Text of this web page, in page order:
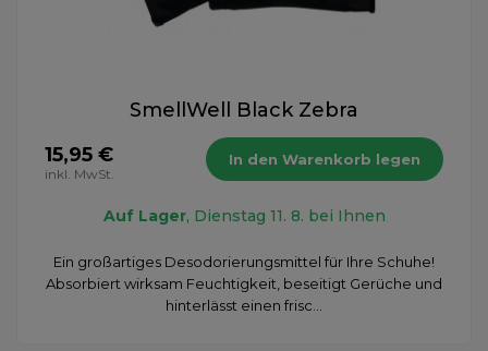
SmellWell Black Zebra
15,95 €
inkl. MwSt.
In den Warenkorb legen
Auf Lager, Dienstag 11. 8. bei Ihnen
Ein großartiges Desodorierungsmittel für Ihre Schuhe!
Absorbiert wirksam Feuchtigkeit, beseitigt Gerüche und
hinterlässt einen frisc...